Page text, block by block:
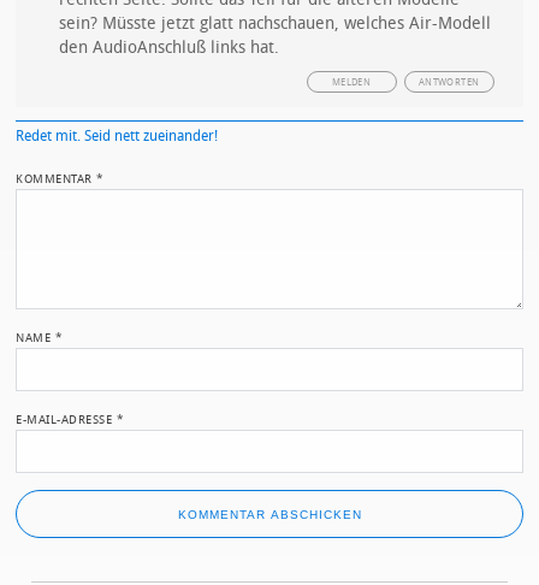
sein? Müsste jetzt glatt nachschauen, welches Air-Modell
den AudioAnschluß links hat.
ANTWORTEN
MELDEN
Redet mit. Seid nett zueinander!
KOMMENTAR*
NAME *
E-MAIL-ADRESSE *